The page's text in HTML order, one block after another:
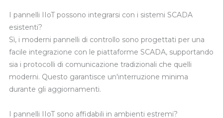
I pannelli IIoT possono integrarsi con i sistemi SCADA
esistenti?
Sì, i moderni pannelli di controllo sono progettati per una
facile integrazione con le piattaforme SCADA, supportando
sia i protocolli di comunicazione tradizionali che quelli
moderni. Questo garantisce un'interruzione minima
durante gli aggiornamenti.
I pannelli IIoT sono affidabili in ambienti estremi?